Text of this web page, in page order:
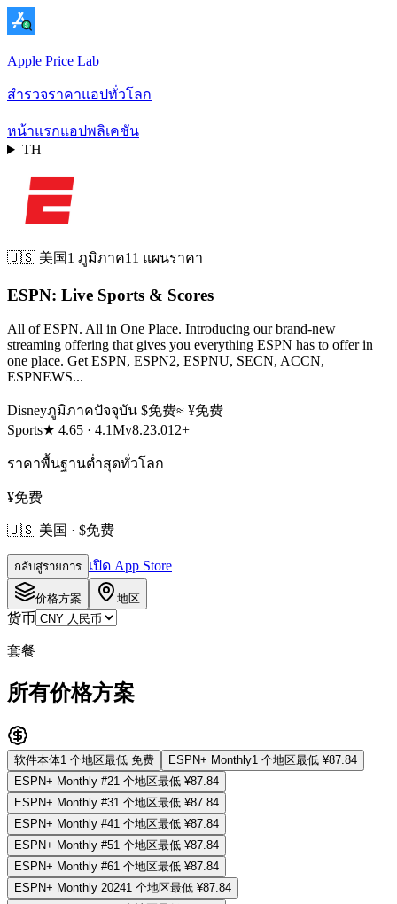
Apple Price Lab
สำรวจราคาแอปทั่วโลก
หน้าแรกแอปพลิเคชัน
TH
🇺🇸 美国1 ภูมิภาค11 แผนราคา
ESPN: Live Sports & Scores
All of ESPN. All in One Place. Introducing our brand-new
streaming offering that gives you everything ESPN has to offer in
one place. Get ESPN, ESPN2, ESPNU, SECN, ACCN,
ESPNEWS...
Disneyภูมิภาคปัจจุบัน $免费≈ ¥免费
Sports★ 4.65 · 4.1Mv8.23.012+
ราคาพื้นฐานต่ำสุดทั่วโลก
¥免费
🇺🇸 美国 · $免费
กลับสู่รายการ เปิด App Store
价格方案 地区
货币
套餐
所有价格方案
软件本体1 个地区最低 免费 ESPN+ Monthly1 个地区最低 ¥87.84
ESPN+ Monthly #21 个地区最低 ¥87.84
ESPN+ Monthly #31 个地区最低 ¥87.84
ESPN+ Monthly #41 个地区最低 ¥87.84
ESPN+ Monthly #51 个地区最低 ¥87.84
ESPN+ Monthly #61 个地区最低 ¥87.84
ESPN+ Monthly 20241 个地区最低 ¥87.84